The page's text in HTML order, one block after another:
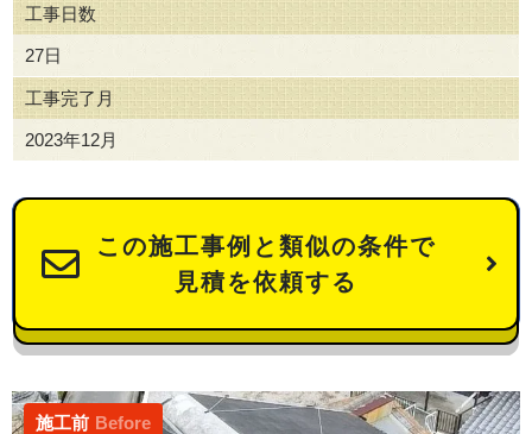
工事日数
27日
工事完了月
2023年12月
この施工事例と類似の条件で
見積を依頼する
施工前 Before